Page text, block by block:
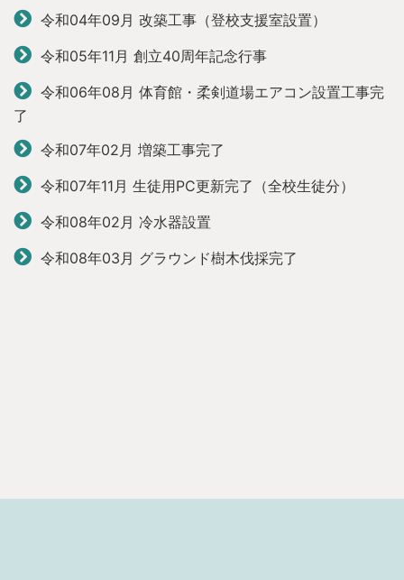
令和04年09月 改築工事（登校支援室設置）
令和05年11月 創立40周年記念行事
令和06年08月 体育館・柔剣道場エアコン設置工事完
了
令和07年02月 増築工事完了
令和07年11月 生徒用PC更新完了（全校生徒分）
令和08年02月 冷水器設置
令和08年03月 グラウンド樹木伐採完了